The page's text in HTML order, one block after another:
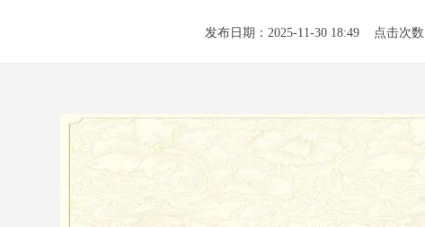
发布日期：2025-11-30 18:49 点击次数